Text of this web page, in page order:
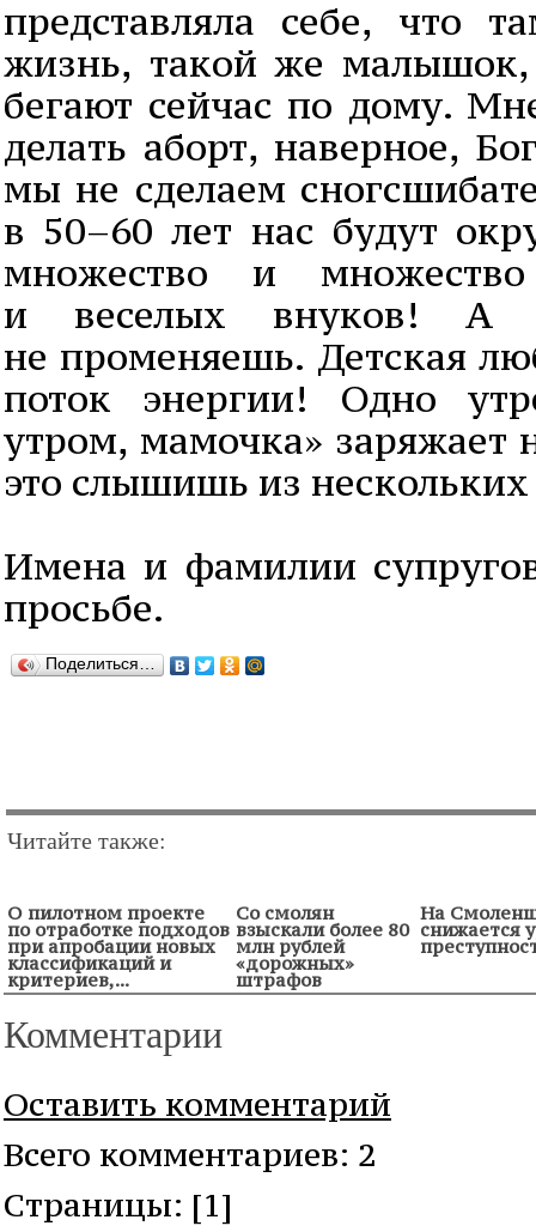
представляла себе, что
жизнь, такой же
бегают сейчас по дому.
делать аборт, наверное,
мы не сделаем
в 50–60 лет нас будут
множество и
и веселых внуков!
не променяешь. Детская
поток энергии! Одно
утром, мамочка» заряжает
это слышишь из
Имена и фамилии
просьбе.
Поделиться…
Читайте также:
О пилотном проекте
по отработке подходов
при апробации новых
классификаций и
критериев,...
Со смолян
взыскали более 80
млн рублей
«дорожных»
штрафов
На
снижается
Комментарии
Оставить комментарий
Всего комментариев: 2
Cтраницы: [1]